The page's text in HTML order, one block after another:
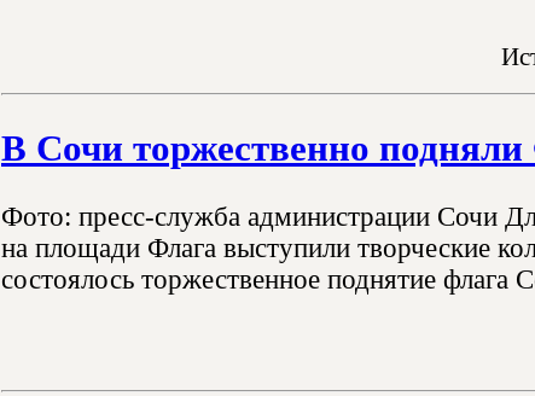
В Сочи торжественно подняли
Фото: пресс-служба администрации Сочи
на площади Флага выступили творческие
состоялось торжественное поднятие флага